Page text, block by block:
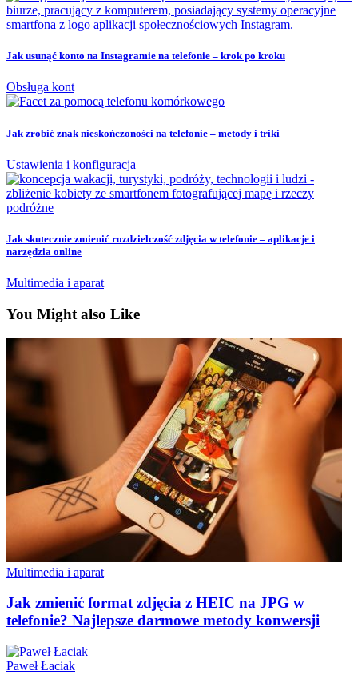
Jak usunąć konto na Instagramie na telefonie – krok po kroku
Obsługa kont
Jak zrobić znak nieskończoności na telefonie – metody i triki
Ustawienia i konfiguracja
Jak skutecznie zmienić rozdzielczość zdjęcia w telefonie – aplikacje i
narzędzia online
Multimedia i aparat
You Might also Like
Multimedia i aparat
Jak zmienić format zdjęcia z HEIC na JPG w
telefonie? Najlepsze darmowe metody konwersji
Paweł Łaciak